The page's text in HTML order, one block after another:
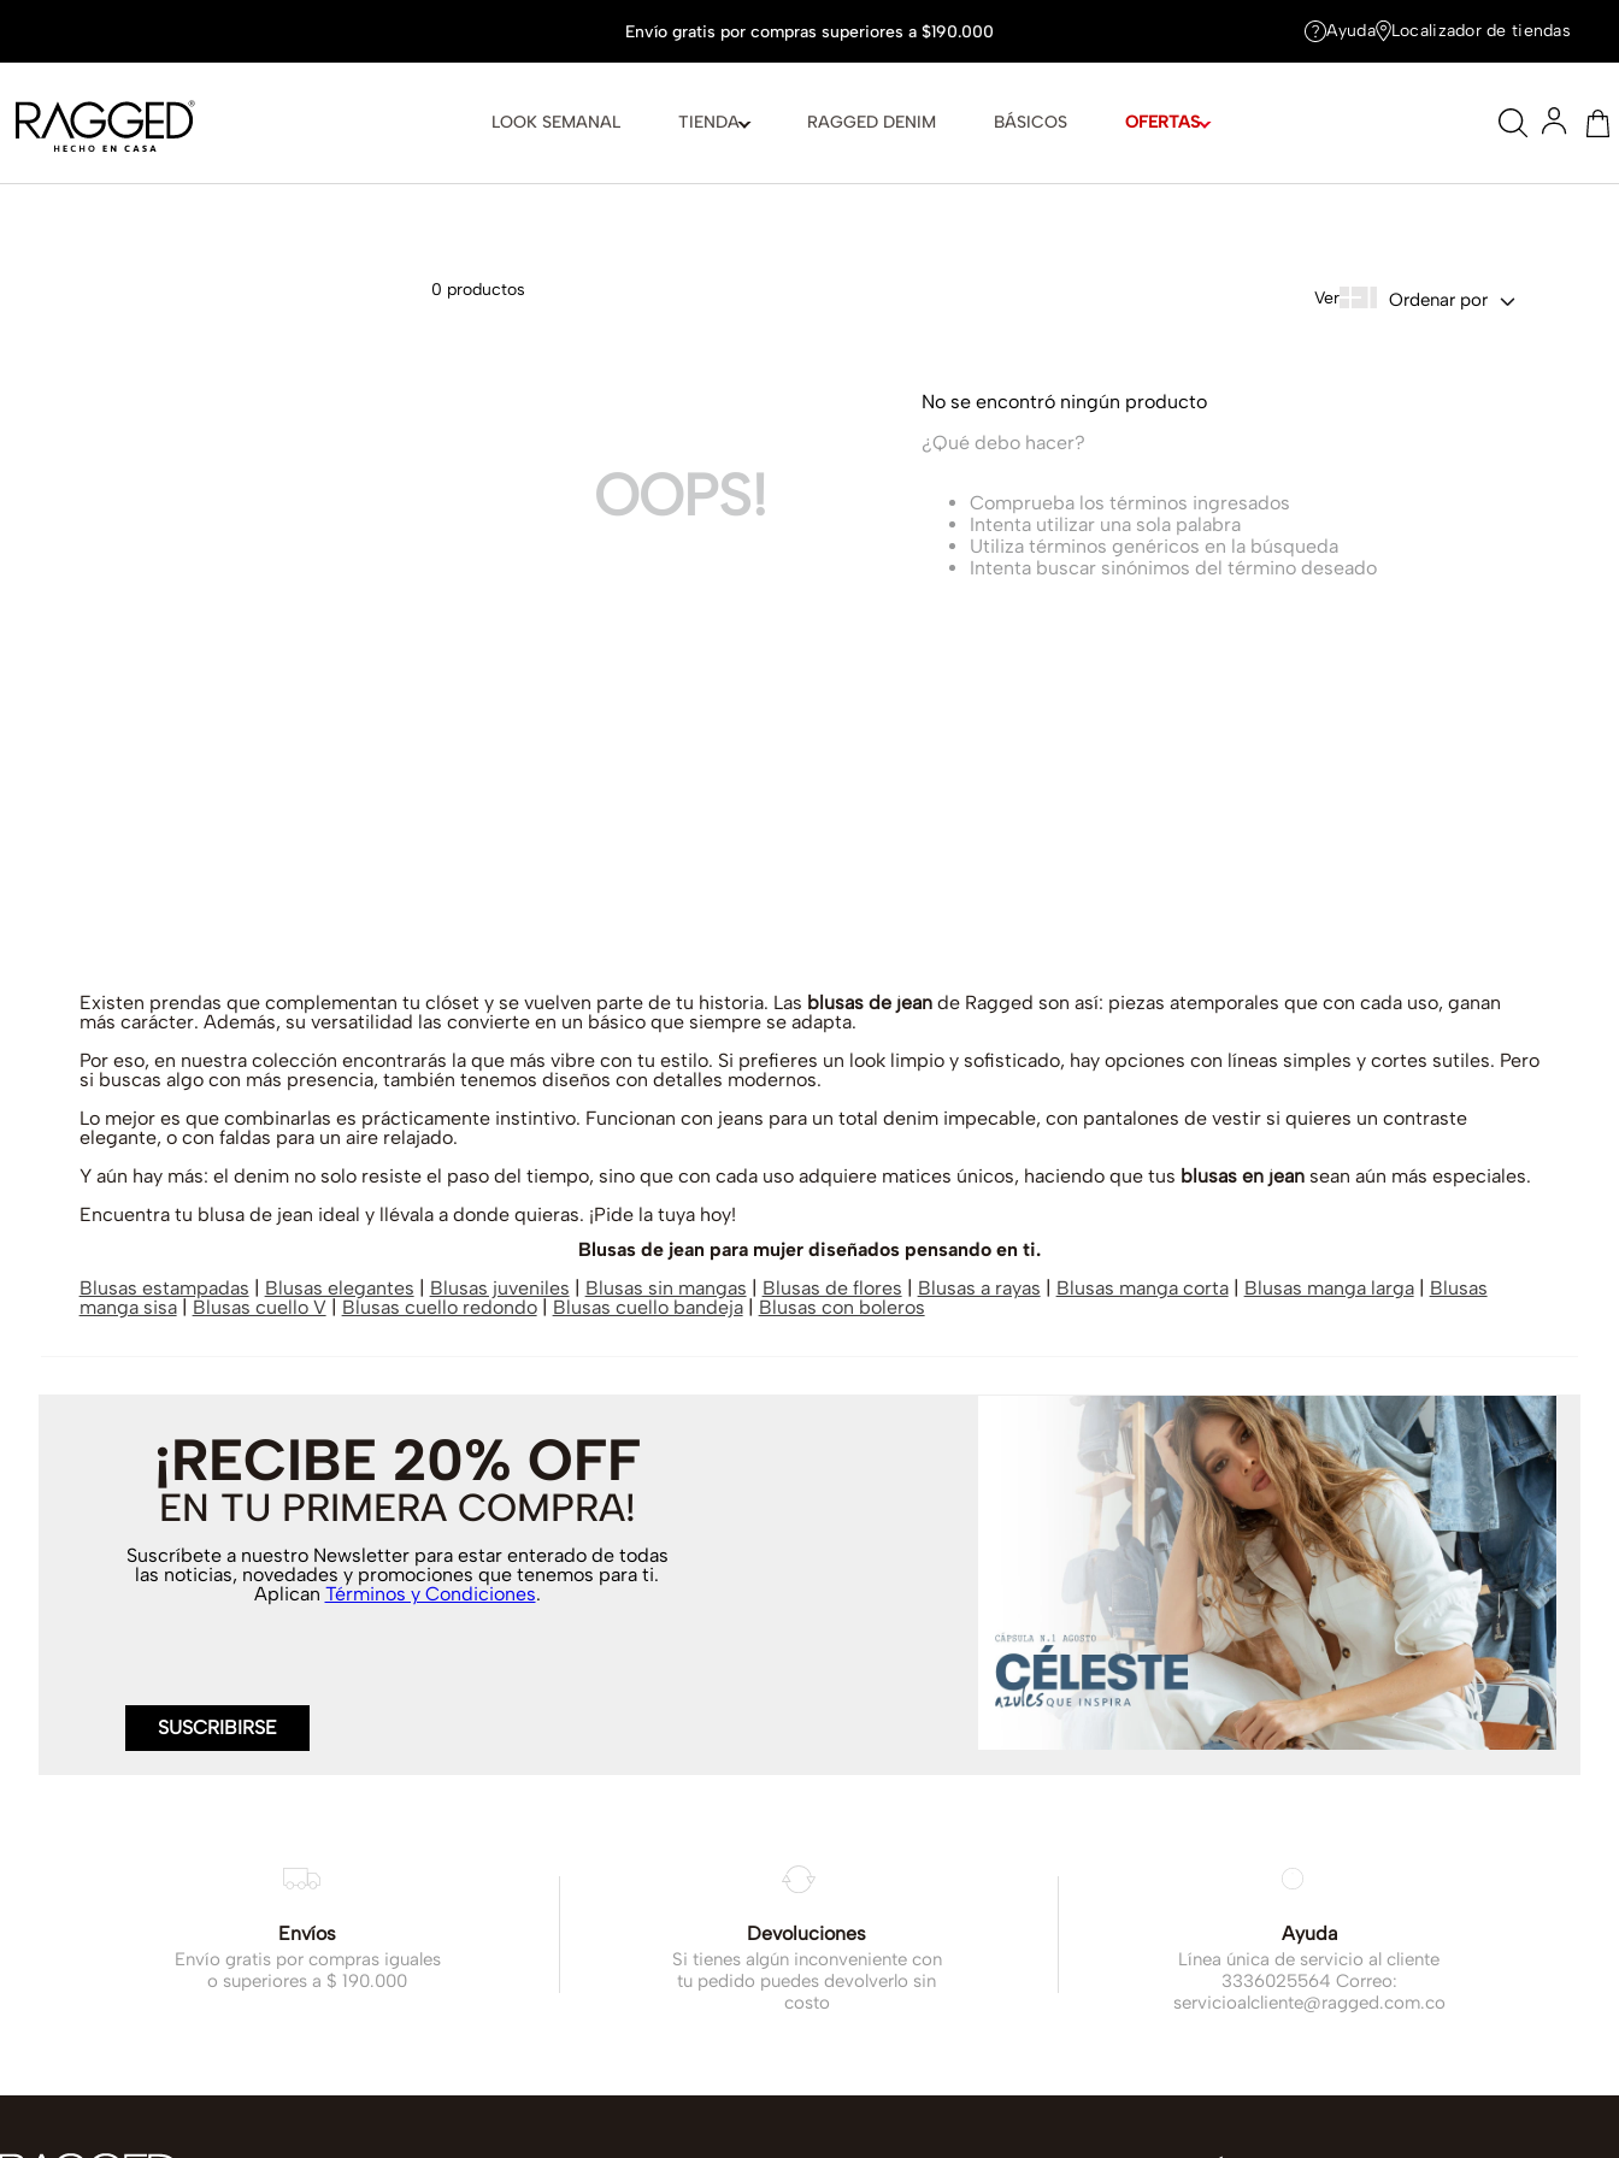
LOOK SEMANAL TIENDA RAGGED DENIM BÁSICOS OFERTAS
Ayuda Localizador de tiendas
0 productos Ordenar por
OOPS!
No se encontró ningún producto
¿Qué debo hacer?
Comprueba los términos ingresados
Intenta utilizar una sola palabra
Utiliza términos genéricos en la búsqueda
Intenta buscar sinónimos del término deseado
Existen prendas que complementan tu clóset y se vuelven parte de tu historia. Las blusas de jeande Ragged son así: piezas atemporales que con cada uso, ganan
más carácter. Además, su versatilidad las convierte en un básico que siempre se adapta.
Por eso, en nuestra colección encontrarás la que más vibre con tu estilo. Si prefieres un look limpio y sofisticado, hay opciones con líneas simples y cortes sutiles. Pero
si buscas algo con más presencia, también tenemos diseños con detalles modernos.
Lo mejor es que combinarlas es prácticamente instintivo. Funcionan con jeans para un total denim impecable, con pantalones de vestir si quieres un contraste
elegante, o con faldas para un aire relajado.
Y aún hay más: el denim no solo resiste el paso del tiempo, sino que con cada uso adquiere matices únicos, haciendo que tus blusas en jeansean aún más especiales.
Encuentra tu blusa de jean ideal y llévala a donde quieras. ¡Pide la tuya hoy!
Blusas de jean para mujer diseñados pensando en ti.
Blusas estampadas
Blusas elegantes Blusas juveniles Blusas sin mangas Blusas de flores Blusas a rayas Blusas manga corta| Blusas manga larga| Blusas
manga sisa| Blusas cuello V Blusas cuello redondo| Blusas cuello bandeja| Blusas con boleros
¡RECIBE 20% OFF
EN TU PRIMERA COMPRA!
Suscríbete a nuestro Newsletter para estar enterado de todas
las noticias, novedades y promociones que tenemos para ti.
Aplican Términos y Condiciones.
SUSCRIBIRSE
Envíos
Envío gratis por compras iguales
o superiores a $ 190.000
Devoluciones
Si tienes algún inconveniente con
tu pedido puedes devolverlo sin
costo
Ayuda
Línea única de servicio al cliente
3336025564 Correo:
servicioalcliente@ragged.com.co